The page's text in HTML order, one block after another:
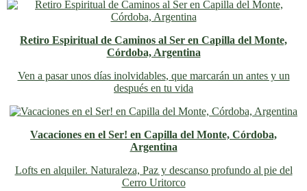
Retiro Espiritual de Caminos al Ser en Capilla del Monte,
Córdoba, Argentina
Ven a pasar unos días inolvidables, que marcarán un antes y un
después en tu vida
Vacaciones en el Ser! en Capilla del Monte, Córdoba,
Argentina
Lofts en alquiler. Naturaleza, Paz y descanso profundo al pie del
Cerro Uritorco